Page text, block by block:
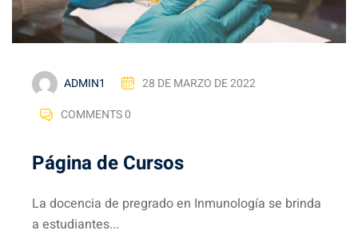
ADMIN1
28 DE MARZO DE 2022
COMMENTS 0
Página de Cursos
La docencia de pregrado en Inmunología se brinda
a estudiantes...